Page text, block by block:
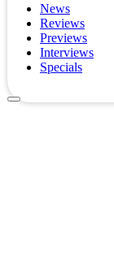
News
Reviews
Previews
Interviews
Specials